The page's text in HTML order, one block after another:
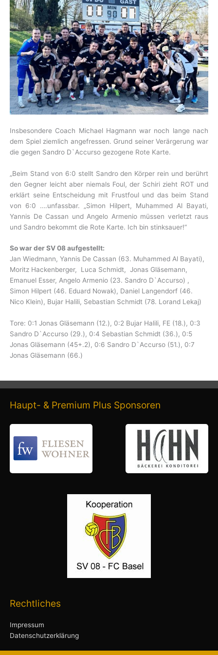
Insbesondere Coach Michael Hagmann war noch lange nach
dem Spiel ziemlich angefressen. Grund seiner Verärgerung war
die gegen Sandro D`Accurso gezogene Rote Karte.
„Beim Stand von 6:0 stellt Sandro den Körper rein und berührt
den Gegner leicht aber niemals Foul, der Schiri zieht ROT und
erklärt seine Entscheidung mit Frustfoul und das beim Stand
von 6:0 ….unfassbar. „Simon Hilpert, Muhammed Al Bayati,
Yannis De Cassan und Angelo Armenio müssen verletzt raus
und Sandro bekommt die Rote Karte. Ich bin stinksauer!“
So war der SV 08 aufgestellt:
Jan Wiedmann, Yannis De Cassan (63. Muhammed Al Bayati),
Moritz Hackenberger, Luca Schmidt, Jonas Gläsemann,
Emanuel Esser, Angelo Armenio (23. Sandro D`Accurso) ,
Simon Hilpert (46. Eduard Nowak), Daniel Langendorf (46.
Nico Klein), Bujar Halili, Sebastian Schmidt (78. Lorand Lekaj)
Tore: 0:1 Jonas Gläsemann (12.), 0:2 Bujar Halili, FE (18.), 0:3
Sandro D`Accurso (29.), 0:4 Sebastian Schmidt (36.), 0:5
Jonas Gläsemann (45+.2), 0:6 Sandro D`Accurso (51.), 0:7
Jonas Gläsemann (66.)
Haupt- & Premium Plus Sponsoren
Rechtliches
Impressum
Datenschutzerklärung